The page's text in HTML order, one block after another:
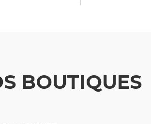
BOUTIQUES